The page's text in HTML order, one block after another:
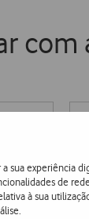
sua experiência
de
à sua
com